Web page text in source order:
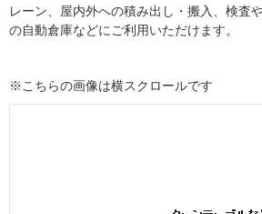
レーン、屋内外への積み出し・搬入、検査
の自動倉庫などにご利用いただけます。